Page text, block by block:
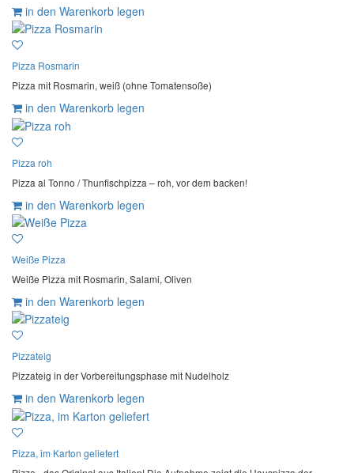
in den Warenkorb legen
Pizza Rosmarin
Pizza mit Rosmarin, weiß (ohne Tomatensoße)
in den Warenkorb legen
Pizza roh
Pizza al Tonno / Thunfischpizza – roh, vor dem backen!
in den Warenkorb legen
Weiße Pizza
Weiße Pizza mit Rosmarin, Salami, Oliven
in den Warenkorb legen
Pizzateig
Pizzateig in der Vorbereitungsphase mit Nudelholz
in den Warenkorb legen
Pizza, im Karton geliefert